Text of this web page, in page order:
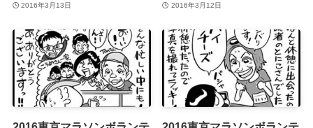
2016年3月13日 2016年3月12日